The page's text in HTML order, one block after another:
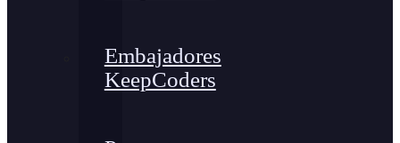
Embajadores
KeepCoders